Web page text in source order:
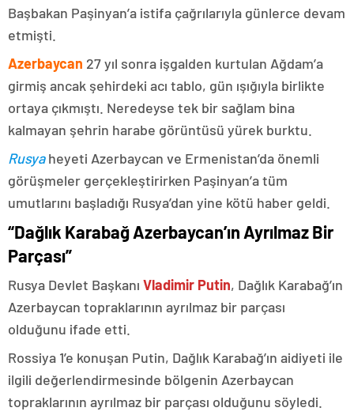
Başbakan Paşinyan’a istifa çağrılarıyla günlerce devam
etmişti.
Azerbaycan 27 yıl sonra işgalden kurtulan Ağdam’a
girmiş ancak şehirdeki acı tablo, gün ışığıyla birlikte
ortaya çıkmıştı. Neredeyse tek bir sağlam bina
kalmayan şehrin harabe görüntüsü yürek burktu.
Rusyaheyeti Azerbaycan ve Ermenistan’da önemli
görüşmeler gerçekleştirirken Paşinyan’a tüm
umutlarını başladığı Rusya’dan yine kötü haber geldi.
“Dağlık Karabağ Azerbaycan’ın Ayrılmaz Bir
Parçası”
Rusya Devlet Başkanı Vladimir Putin, Dağlık Karabağ’ın
Azerbaycan topraklarının ayrılmaz bir parçası
olduğunu ifade etti.
Rossiya 1’e konuşan Putin, Dağlık Karabağ’ın aidiyeti ile
ilgili değerlendirmesinde bölgenin Azerbaycan
topraklarının ayrılmaz bir parçası olduğunu söyledi.